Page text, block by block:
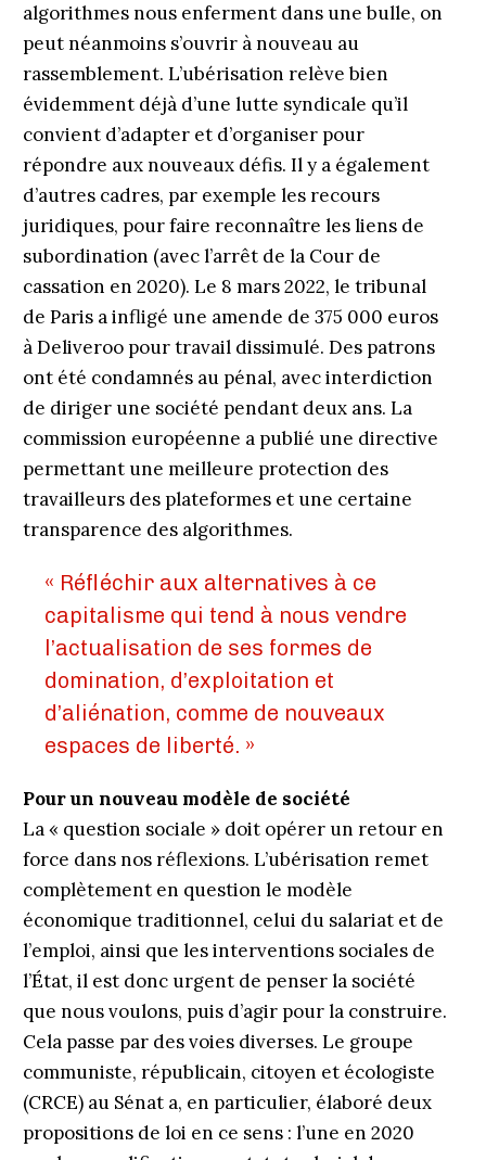
algorithmes nous enferment dans une bulle, on
peut néanmoins s’ouvrir à nouveau au
rassemblement. L’ubérisation relève bien
évidemment déjà d’une lutte syndicale qu’il
convient d’adapter et d’organiser pour
répondre aux nouveaux défis. Il y a également
d’autres cadres, par exemple les recours
juridiques, pour faire reconnaître les liens de
subordination (avec l’arrêt de la Cour de
cassation en 2020). Le 8 mars 2022, le tribunal
de Paris a infligé une amende de 375 000 euros
à Deliveroo pour travail dissimulé. Des patrons
ont été condamnés au pénal, avec interdiction
de diriger une société pendant deux ans. La
commission européenne a publié une directive
permettant une meilleure protection des
travailleurs des plateformes et une certaine
transparence des algorithmes.
« Réfléchir aux alternatives à ce
capitalisme qui tend à nous vendre
l’actualisation de ses formes de
domination, d’exploitation et
d’aliénation, comme de nouveaux
espaces de liberté. »
Pour un nouveau modèle de société
La « question sociale » doit opérer un retour en
force dans nos réflexions. L’ubérisation remet
complètement en question le modèle
économique traditionnel, celui du salariat et de
l’emploi, ainsi que les interventions sociales de
l’État, il est donc urgent de penser la société
que nous voulons, puis d’agir pour la construire.
Cela passe par des voies diverses. Le groupe
communiste, républicain, citoyen et écologiste
(CRCE) au Sénat a, en particulier, élaboré deux
propositions de loi en ce sens : l’une en 2020